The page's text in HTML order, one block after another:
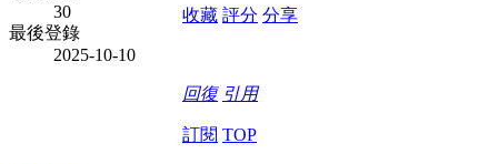
30
最後登錄
2025-10-10
收藏 評分 分享
回復 引用
訂閱 TOP